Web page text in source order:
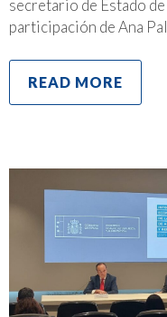
secretario de Estado
participación de Ana
READ MORE